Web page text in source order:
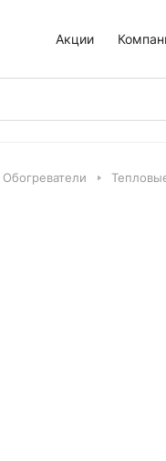
Акции
Обогреватели